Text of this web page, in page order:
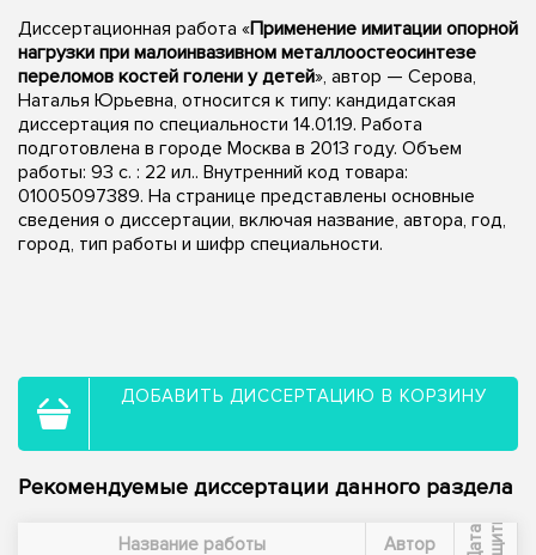
Диссертационная работа «Применение имитации опорной
нагрузки при малоинвазивном металлоостеосинтезе
переломов костей голени у детей», автор — Серова,
Наталья Юрьевна, относится к типу: кандидатская
диссертация по специальности 14.01.19. Работа
подготовлена в городе Москва в 2013 году. Объем
работы: 93 с. : 22 ил.. Внутренний код товара:
01005097389. На странице представлены основные
сведения о диссертации, включая название, автора, год,
город, тип работы и шифр специальности.
ДОБАВИТЬ ДИССЕРТАЦИЮ В КОРЗИНУ
Рекомендуемые диссертации данного раздела
Название работы Автор Д
а
т
а
з
а
щ
и
т